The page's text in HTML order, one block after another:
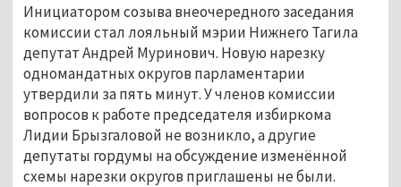
Инициатором созыва внеочередного заседания
комиссии стал лояльный мэрии Нижнего Тагила
депутат Андрей Муринович. Новую нарезку
одномандатных округов парламентарии
утвердили за пять минут. У членов комиссии
вопросов к работе председателя избиркома
Лидии Брызгаловой не возникло, а другие
депутаты гордумы на обсуждение изменённой
схемы нарезки округов приглашены не были.